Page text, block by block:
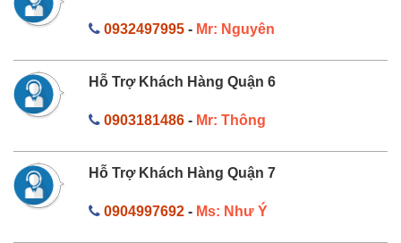
0932497995- Mr: Nguyên
Hỗ Trợ Khách Hàng Quận 6
0903181486- Mr: Thông
Hỗ Trợ Khách Hàng Quận 7
0904997692- Ms: Như Ý